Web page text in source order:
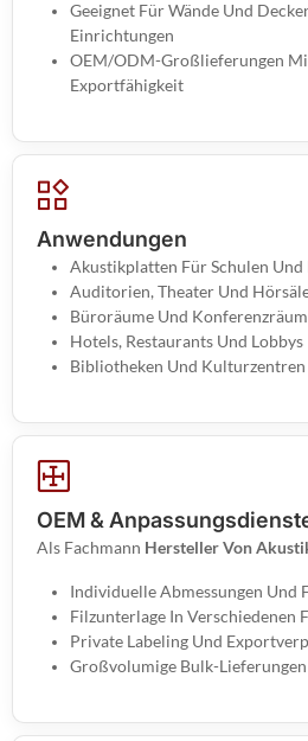
Geeignet Für Wände Und
Einrichtungen
OEM/ODM-Großlieferungen
Exportfähigkeit
Anwendungen
Akustikplatten Für Schulen Und
Auditorien, Theater Und
Büroräume Und
Hotels, Restaurants Und Lobbys
Bibliotheken Und Kulturzentren
OEM &
Als Fachmann Hersteller Von
Individuelle Abmessungen Und
Filzunterlage In Verschiedenen
Private Labeling Und
Großvolumige Bulk-Lieferungen